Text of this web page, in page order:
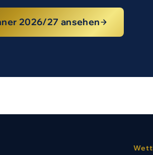
2026/27 ansehen